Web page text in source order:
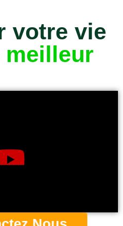
votre vie
meilleur